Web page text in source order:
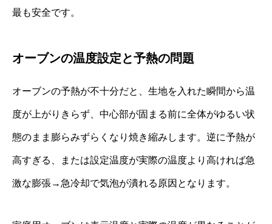
最も安全です。
オーブンの温度設定と予熱の問題
オーブンの予熱が不十分だと、生地を入れた瞬間から温
度が上がりきらず、中心部が固まる前に全体がゆるい状
態のまま膨らみずらくなり焼き縮みします。逆に予熱が
高すぎる、または設定温度が実際の温度より高ければ急
激な膨張→急冷却で気泡が潰れる原因となります。